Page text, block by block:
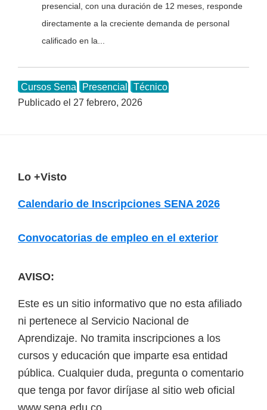
presencial, con una duración de 12 meses, responde
directamente a la creciente demanda de personal
calificado en la...
Cursos Sena Presencial
Técnico
Publicado el 27 febrero, 2026
Lo +Visto
Calendario de Inscripciones SENA 2026
Convocatorias de empleo en el exterior
AVISO:
Este es un sitio informativo que no esta afiliado
ni pertenece al Servicio Nacional de
Aprendizaje. No tramita inscripciones a los
cursos y educación que imparte esa entidad
pública. Cualquier duda, pregunta o comentario
que tenga por favor diríjase al sitio web oficial
www.sena.edu.co.